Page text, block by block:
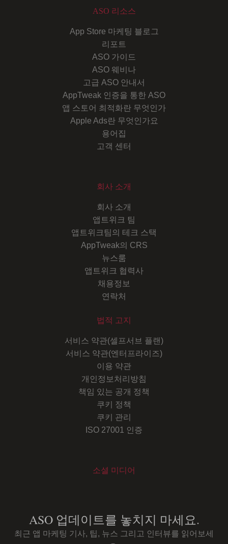
ASO 리소스
App Store 마케팅 블로그
리포트
ASO 가이드
ASO 웨비나
고급 ASO 안내서
AppTweak 인증을 통한 ASO
앱 스토어 최적화란 무엇인가
Apple Ads란 무엇인가요
용어집
고객 센터
회사 소개
회사 소개
앱트위크 팀
앱트위크팀의 테크 스택
AppTweak의 CRS
뉴스룸
앱트위크 협력사
채용정보
연락처
법적 고지
서비스 약관(셀프서브 플랜)
서비스 약관(엔터프라이즈)
이용 약관
개인정보처리방침
책임 있는 공개 정책
쿠키 정책
쿠키 관리
ISO 27001 인증
소셜 미디어
ASO 업데이트를 놓치지 마세요.
최근 앱 마케팅 기사, 팁, 뉴스 그리고 인터뷰를 읽어보세